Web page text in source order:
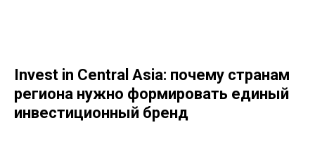
Invest in Central Asia: почему странам
региона нужно формировать единый
инвестиционный бренд